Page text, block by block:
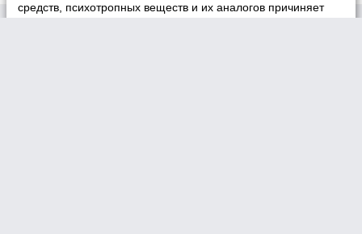
средств, психотропных веществ и их аналогов причиняет